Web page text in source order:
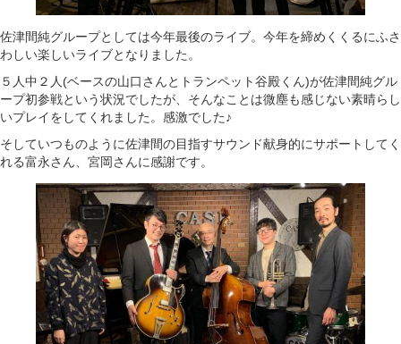
佐津間純グループとしては今年最後のライブ。今年を締めくくるにふさ
わしい楽しいライブとなりました。
５人中２人(ベースの山口さんとトランペット谷殿くん)が佐津間純グル
ープ初参戦という状況でしたが、そんなことは微塵も感じない素晴らし
いプレイをしてくれました。感激でした♪
そしていつものように佐津間の目指すサウンド献身的にサポートしてく
れる富永さん、宮岡さんに感謝です。